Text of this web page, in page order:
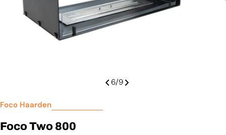
6/9
Foco Haarden
Foco Two 800